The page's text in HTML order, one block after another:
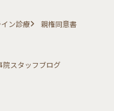
ン診療
親権同意書
院スタッフブログ